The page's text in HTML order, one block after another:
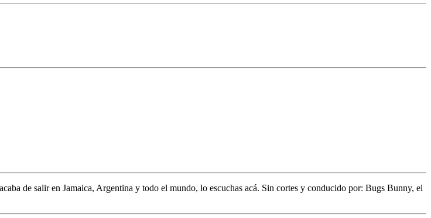
de salir en Jamaica, Argentina y todo el mundo, lo escuchas acá. Sin cortes y conducido por: Bugs Bunny, el